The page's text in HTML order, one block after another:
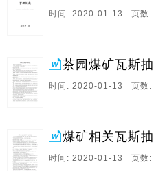
工培训工作程序，根据国
6、更多煤矿精品资料，微
1.采煤 1.1.安全管理制度.1
1.1.2.割煤、移溜小组安全
管理制度.4 1.1.4.其它安全
7、xxx煤矿 地测灾害防治
第一章 地测防治水管理制
案及事故分析制度 2 煤矿
文地质工作制度 5 水害预测
时间: 2020-01-13 页数:
茶园煤矿瓦斯
时间: 2020-01-13 页数:
煤矿相关瓦斯
时间: 2020-01-13 页数: